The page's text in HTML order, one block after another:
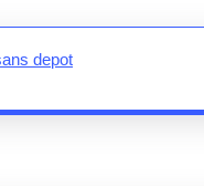
depot